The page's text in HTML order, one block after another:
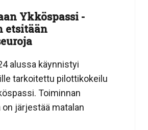
Ykköspassi -
etsitään
alussa käynnistyi
tarkoitettu pilottikokeilu
Toiminnan
järjestää matalan